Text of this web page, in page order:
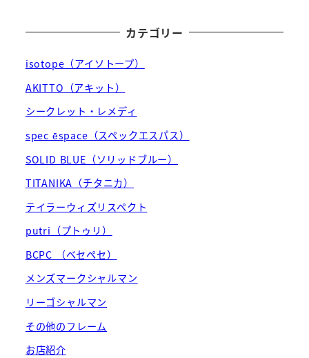
カテゴリー
isotope（アイソトープ）
AKITTO（アキット）
シークレット・レメディ
spec ēspace（スペックエスパス）
SOLID BLUE（ソリッドブルー）
TITANIKA（チタニカ）
テイラーウィズリスペクト
putri（プトゥリ）
BCPC （ベセペセ）
メンズマークシャルマン
リーゴシャルマン
その他のフレーム
お店紹介